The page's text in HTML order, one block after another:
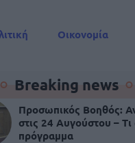
Οικονομία
Breaking news
Προσωπικός Βοηθός:
στις 24 Αυγούστου – Τι
πρόγραμμα